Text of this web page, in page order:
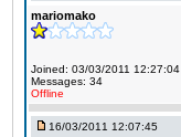
mariomako
Joined: 03/03/2011 12:27:04
Messages: 34
Offline
16/03/2011 12:07:45